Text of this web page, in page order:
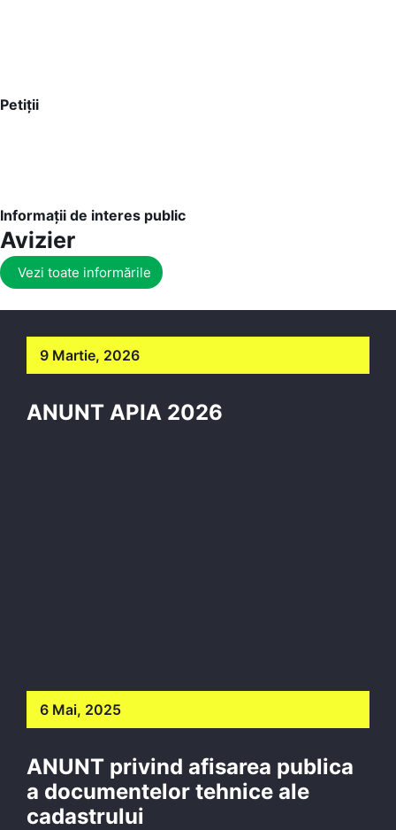
Petiții
Informații de interes public
Avizier
Vezi toate informările
9 Martie, 2026
ANUNT APIA 2026
6 Mai, 2025
ANUNT privind afisarea publica
a documentelor tehnice ale
cadastrului